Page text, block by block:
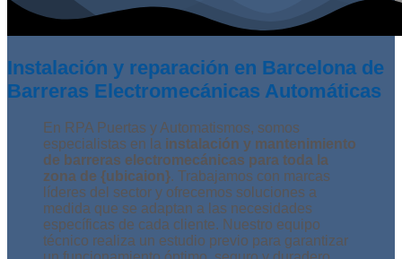
Instalación y reparación en Barcelona de
Barreras Electromecánicas Automáticas
En RPA Puertas y Automatismos, somos
especialistas en la instalación y mantenimiento
de barreras electromecánicas para toda la
zona de {ubicaion}. Trabajamos con marcas
líderes del sector y ofrecemos soluciones a
medida que se adaptan a las necesidades
específicas de cada cliente. Nuestro equipo
técnico realiza un estudio previo para garantizar